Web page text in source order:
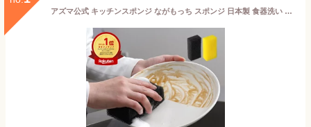
アズマ公式 キッチンスポンジ ながもっち スポンジ 日本製 食器洗い キッチン スポンジ 長持ち へたらないスポンジ 食器洗いスポンジ 皿洗い 食器 グラス 泡立ち 泡持ち 水切れ よい イエロー 黒 モノトーン 台所 キッチン